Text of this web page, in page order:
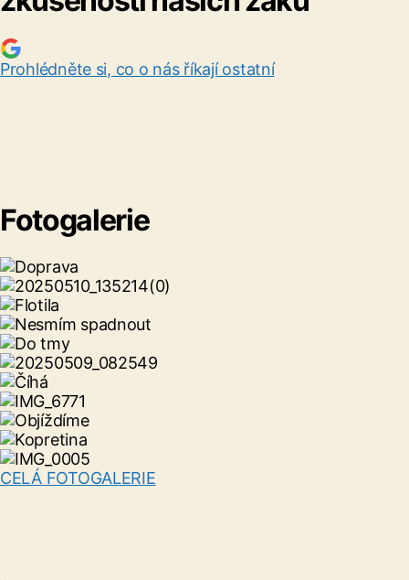
Prohlédněte si, co o nás říkají ostatní
Fotogalerie
CELÁ FOTOGALERIE